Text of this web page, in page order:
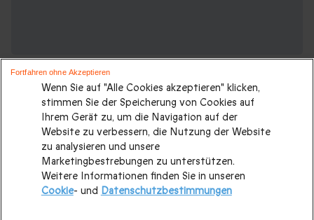
Weitere Ideen für einen Kurzurlaub:
Romantisches Wochenende|Geschenk für Paare
Wenn Sie auf "Alle Cookies akzeptieren" klicken,
stimmen Sie der Speicherung von Cookies auf
Ihrem Gerät zu, um die Navigation auf der
Website zu verbessern, die Nutzung der Website
zu analysieren und unsere
Marketingbestrebungen zu unterstützen.
Weitere Informationen finden Sie in unseren
Cookie- und Datenschutzbestimmungen
Fortfahren ohne Akzeptieren